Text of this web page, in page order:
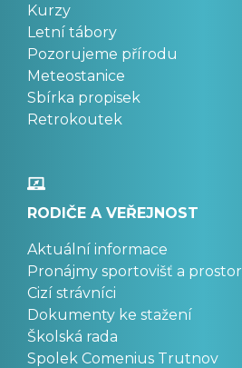
Kurzy
Letní tábory
Pozorujeme přírodu
Meteostanice
Sbírka propisek
Retrokoutek
RODIČE A VEŘEJNOST
Aktuální informace
Pronájmy sportovišť a prostor
Cizí strávníci
Dokumenty ke stažení
Školská rada
Spolek Comenius Trutnov